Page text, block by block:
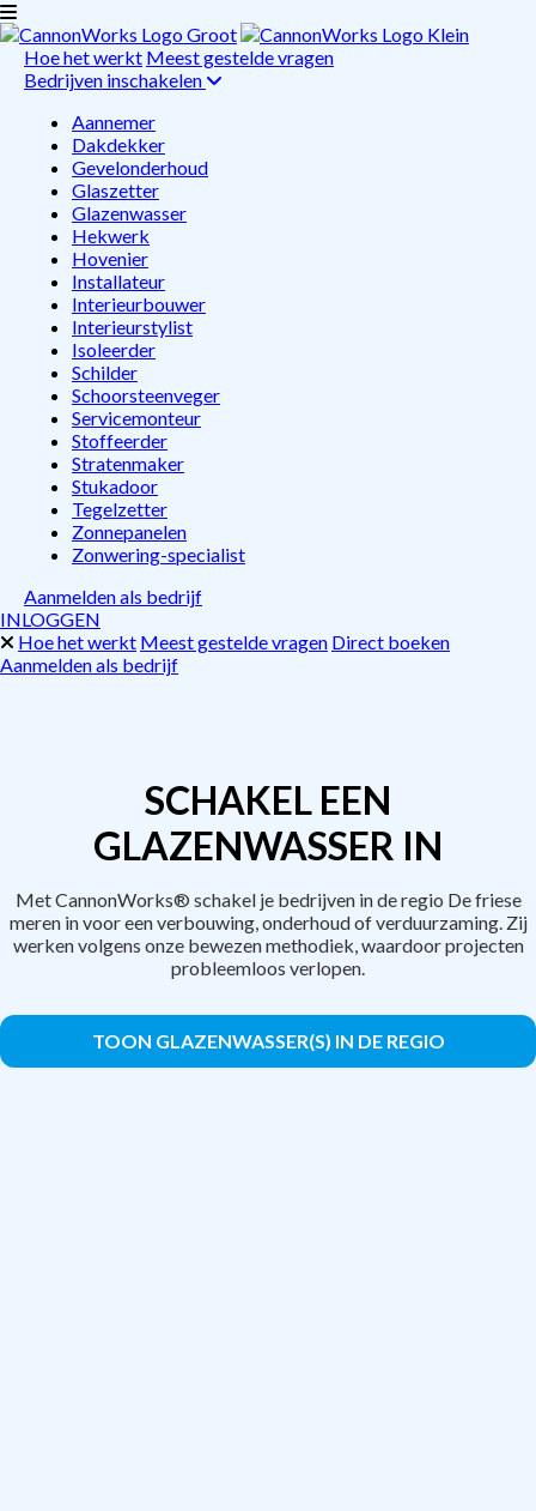
Hoe het werkt Meest gestelde vragen
Bedrijven inschakelen
Aannemer
Dakdekker
Gevelonderhoud
Glaszetter
Glazenwasser
Hekwerk
Hovenier
Installateur
Interieurbouwer
Interieurstylist
Isoleerder
Schilder
Schoorsteenveger
Servicemonteur
Stoffeerder
Stratenmaker
Stukadoor
Tegelzetter
Zonnepanelen
Zonwering-specialist
Aanmelden als bedrijf
INLOGGEN
Hoe het werkt Meest gestelde vragen Direct boeken
Aanmelden als bedrijf
SCHAKEL EEN
GLAZENWASSER IN
Met CannonWorks® schakel je bedrijven in de regio De friese
meren in voor een verbouwing, onderhoud of verduurzaming. Zij
werken volgens onze bewezen methodiek, waardoor projecten
probleemloos verlopen.
TOON GLAZENWASSER(S) IN DE REGIO